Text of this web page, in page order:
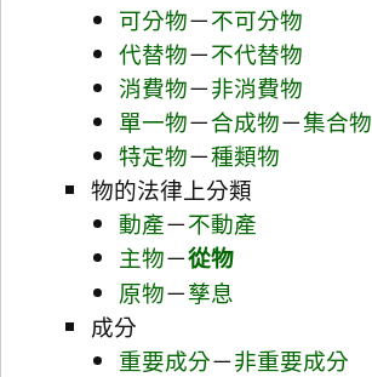
可分物－不可分物
代替物－不代替物
消費物－非消費物
單一物－合成物－集合物
特定物－種類物
物的法律上分類
動產－不動產
主物－從物
原物－孳息
成分
重要成分－非重要成分